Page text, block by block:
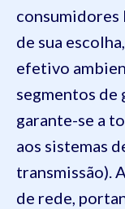
consumidores
de sua
efetivo
segmentos de
garante-se a
aos sistemas
transmissão).
de rede,